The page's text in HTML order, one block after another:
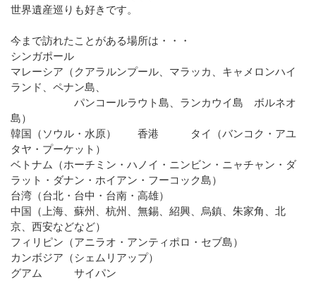
世界遺産巡りも好きです。
今まで訪れたことがある場所は・・・
シンガポール
マレーシア（クアラルンプール、マラッカ、キャメロンハイ
ランド、ペナン島、
パンコールラウト島、ランカウイ島 ボルネオ
島）
韓国（ソウル・水原） 香港 タイ（バンコク・アユ
タヤ・プーケット）
ベトナム（ホーチミン・ハノイ・ニンビン・ニャチャン・ダ
ラット・ダナン・ホイアン・フーコック島）
台湾（台北・台中・台南・高雄）
中国（上海、蘇州、杭州、無錫、紹興、烏鎮、朱家角、北
京、西安などなど）
フィリピン（アニラオ・アンティポロ・セブ島）
カンボジア（シェムリアップ）
グアム サイパン